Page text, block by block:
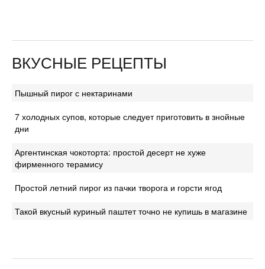
ВКУСНЫЕ РЕЦЕПТЫ
Пышный пирог с нектаринами
7 холодных супов, которые следует приготовить в знойные
дни
Аргентинская чокоторта: простой десерт не хуже
фирменного терамису
Простой летний пирог из пачки творога и горсти ягод
Такой вкусный куриный паштет точно не купишь в магазине